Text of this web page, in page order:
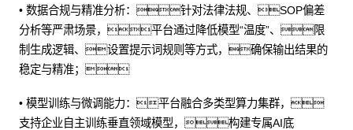
• 数据合规与精准分析：针对法律法规、SOP偏差
分析等严肃场景，平台通过降低模型“温度”、限
制生成逻辑、设置提示词规则等方式，确保输出结果的
稳定与精准；
• 模型训练与微调能力：平台融合多类型算力集群，
支持企业自主训练垂直领域模型，构建专属AI底